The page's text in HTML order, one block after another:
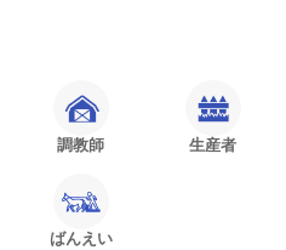
調教師 生産者
ばんえい